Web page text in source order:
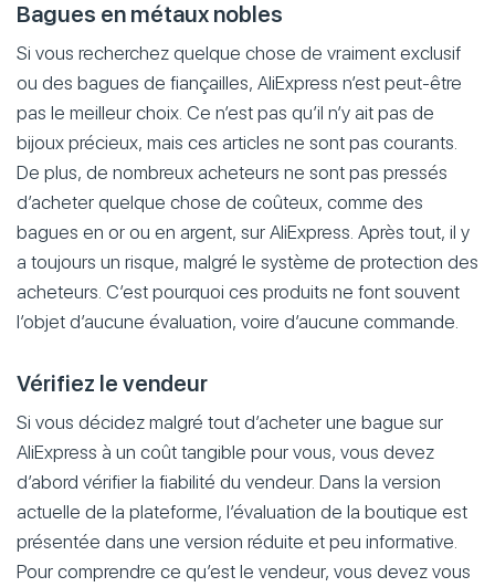
Bagues en métaux nobles
Si vous recherchez quelque chose de vraiment exclusif
ou des bagues de fiançailles, AliExpress n’est peut-être
pas le meilleur choix. Ce n’est pas qu’il n’y ait pas de
bijoux précieux, mais ces articles ne sont pas courants.
De plus, de nombreux acheteurs ne sont pas pressés
d’acheter quelque chose de coûteux, comme des
bagues en or ou en argent, sur AliExpress. Après tout, il y
a toujours un risque, malgré le système de protection des
acheteurs. C’est pourquoi ces produits ne font souvent
l’objet d’aucune évaluation, voire d’aucune commande.
Vérifiez le vendeur
Si vous décidez malgré tout d’acheter une bague sur
AliExpress à un coût tangible pour vous, vous devez
d’abord vérifier la fiabilité du vendeur. Dans la version
actuelle de la plateforme, l’évaluation de la boutique est
présentée dans une version réduite et peu informative.
Pour comprendre ce qu’est le vendeur, vous devez vous